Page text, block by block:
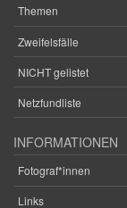
Themen
Zweifelsfälle
NICHT gelistet
Netzfundliste
INFORMATIONEN
Fotograf*innen
Links